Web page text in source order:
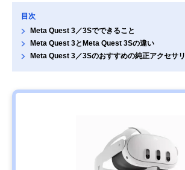
目次
Meta Quest 3／3Sでできること
Meta Quest 3とMeta Quest 3Sの違い
Meta Quest 3／3Sのおすすめの純正アクセサリ